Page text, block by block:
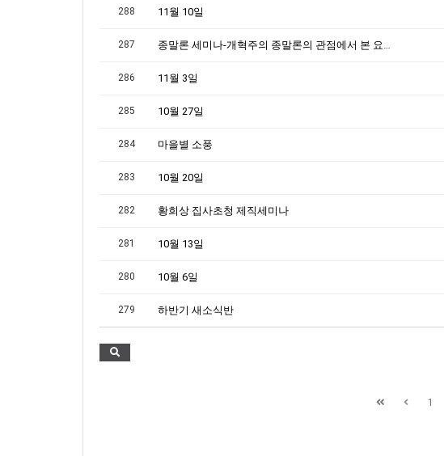
288 11월 10일
287 종말론 세미나-개혁주의 종말론의 관점에서 본 요한계시록
286 11월 3일
285 10월 27일
284 마을별 소풍
283 10월 20일
282 황희상 집사초청 제직세미나
281 10월 13일
280 10월 6일
279 하반기 새소식반
1